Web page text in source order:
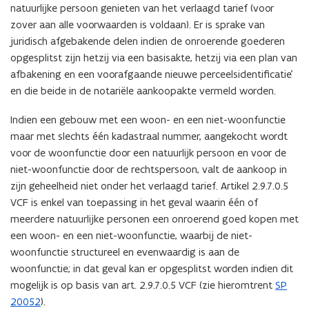
natuurlijke persoon genieten van het verlaagd tarief (voor
zover aan alle voorwaarden is voldaan). Er is sprake van
juridisch afgebakende delen indien de onroerende goederen
opgesplitst zijn hetzij via een basisakte, hetzij via een plan van
afbakening en een voorafgaande nieuwe perceelsidentificatie’
en die beide in de notariële aankoopakte vermeld worden.
Indien een gebouw met een woon- en een niet-woonfunctie
maar met slechts één kadastraal nummer, aangekocht wordt
voor de woonfunctie door een natuurlijk persoon en voor de
niet-woonfunctie door de rechtspersoon, valt de aankoop in
zijn geheelheid niet onder het verlaagd tarief. Artikel 2.9.7.0.5
VCF is enkel van toepassing in het geval waarin één of
meerdere natuurlijke personen een onroerend goed kopen met
een woon- en een niet-woonfunctie, waarbij de niet-
woonfunctie structureel en evenwaardig is aan de
woonfunctie; in dat geval kan er opgesplitst worden indien dit
mogelijk is op basis van art. 2.9.7.0.5 VCF (zie hieromtrent SP
20052).